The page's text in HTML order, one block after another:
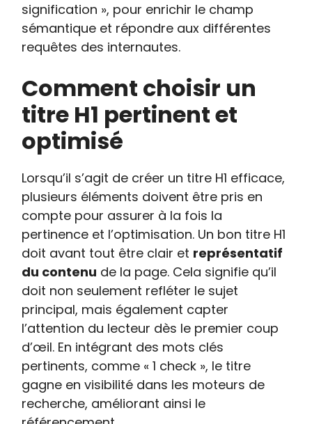
signification », pour enrichir le champ
sémantique et répondre aux différentes
requêtes des internautes.
Comment choisir un
titre H1 pertinent et
optimisé
Lorsqu’il s’agit de créer un titre H1 efficace,
plusieurs éléments doivent être pris en
compte pour assurer à la fois la
pertinence et l’optimisation. Un bon titre H1
doit avant tout être clair et représentatif
du contenu de la page. Cela signifie qu’il
doit non seulement refléter le sujet
principal, mais également capter
l’attention du lecteur dès le premier coup
d’œil. En intégrant des mots clés
pertinents, comme « 1 check », le titre
gagne en visibilité dans les moteurs de
recherche, améliorant ainsi le